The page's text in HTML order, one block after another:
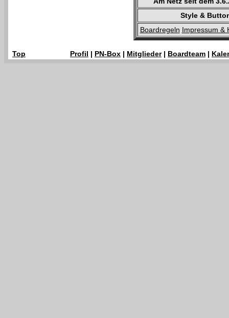
Style &
Boardregeln Impressum &
Top Profil | PN-Box | Mitglieder| Boardteam |